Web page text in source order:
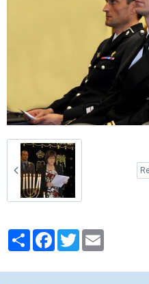
PartagerFacebook
Twitter